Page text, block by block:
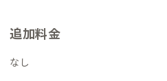
追加料金
なし